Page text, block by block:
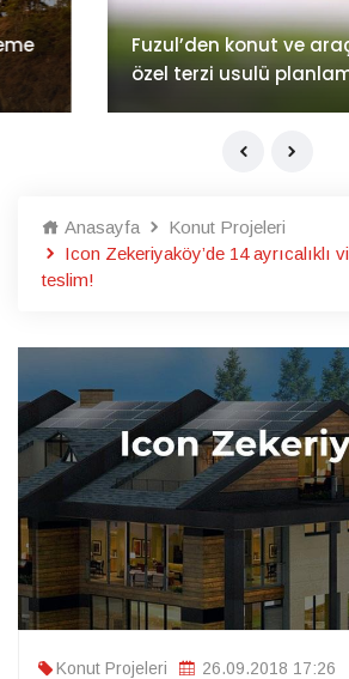
Fuzul’den konut ve araç
özel terzi usulü planlama
Anasayfa
Konut Projeleri
Icon Zekeriyaköy’de 14 ayrıcalıklı
teslim!
Konut Projeleri
26.09.2018 17:26